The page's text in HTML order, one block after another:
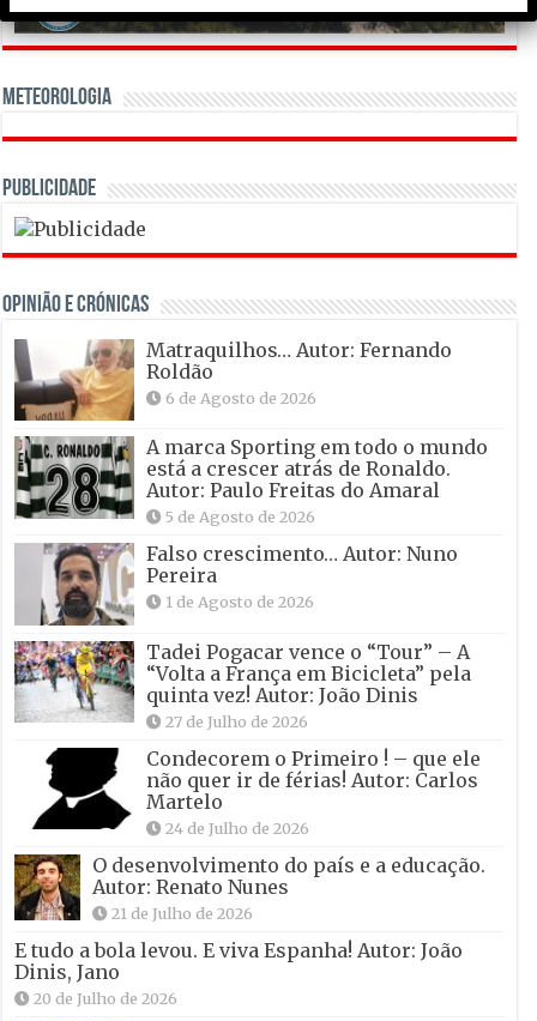
Meteorologia
Publicidade
OPINIÃO E CRÓNICAS
Matraquilhos… Autor: Fernando
Roldão
6 de Agosto de 2026
A marca Sporting em todo o mundo
está a crescer atrás de Ronaldo.
Autor: Paulo Freitas do Amaral
5 de Agosto de 2026
Falso crescimento… Autor: Nuno
Pereira
1 de Agosto de 2026
Tadei Pogacar vence o “Tour” – A
“Volta a França em Bicicleta” pela
quinta vez! Autor: João Dinis
27 de Julho de 2026
Condecorem o Primeiro ! – que ele
não quer ir de férias! Autor: Carlos
Martelo
24 de Julho de 2026
O desenvolvimento do país e a educação.
Autor: Renato Nunes
21 de Julho de 2026
E tudo a bola levou. E viva Espanha! Autor: João
Dinis, Jano
20 de Julho de 2026